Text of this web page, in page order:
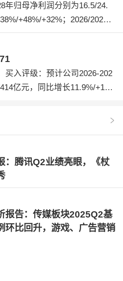
年归母净利润分别为16.5/24.
+48%/+32%；2026/2027/2
别为30.9/39.9/48.6亿元，分
，基于2026年6月16日股价，
维持“买入”评级。
买入评级：预计公司2026-202
亿元，同比增长11.9%/+11.
10.8%/12.7%。考虑其盈
为35元/271港元，对比当前股
增长空间，给予买入评级。
：腾讯Q2业绩亮眼，《杖
报告：传媒板块2025Q2基
环比回升，游戏、广告营销